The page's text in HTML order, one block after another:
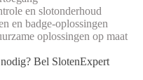
en slotonderhoud
en badge-oplossingen
oplossingen op maat
Bel SlotenExpert